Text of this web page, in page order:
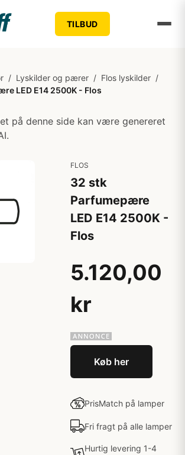
TILBUD
/ Lyskilder og pærer / Flos lyskilder /
LED E14 2500K - Flos
på denne side kan være genereret
FLOS
32 stk
Parfumepære
LED E14 2500K -
Flos
5.120,00
kr
Køb her
PrisMatch på lamper
Fri fragt på alle lamper
Hurtig levering 1-4